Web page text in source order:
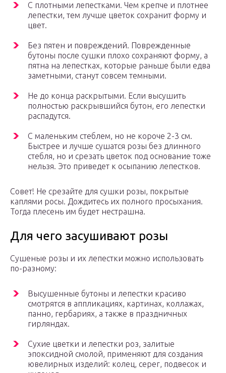
С плотными лепестками. Чем крепче и плотнее
лепестки, тем лучше цветок сохранит форму и
цвет.
Без пятен и повреждений. Поврежденные
бутоны после сушки плохо сохраняют форму, а
пятна на лепестках, которые раньше были едва
заметными, станут совсем темными.
Не до конца раскрытыми. Если высушить
полностью раскрывшийся бутон, его лепестки
распадутся.
С маленьким стеблем, но не короче 2-3 см.
Быстрее и лучше сушатся розы без длинного
стебля, но и срезать цветок под основание тоже
нельзя. Это приведет к осыпанию лепестков.
Совет! Не срезайте для сушки розы, покрытые
каплями росы. Дождитесь их полного просыхания.
Тогда плесень им будет нестрашна.
Для чего засушивают розы
Сушеные розы и их лепестки можно использовать
по-разному:
Высушенные бутоны и лепестки красиво
смотрятся в аппликациях, картинах, коллажах,
панно, гербариях, а также в праздничных
гирляндах.
Сухие цветки и лепестки роз, залитые
эпоксидной смолой, применяют для создания
ювелирных изделий: колец, серег, подвесок и